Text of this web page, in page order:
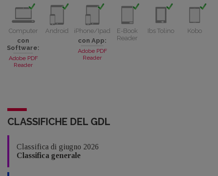
Computer
con
Software:
Adobe PDF
Reader
Android
iPhone/Ipad
con App:
Adobe PDF
Reader
E-Book
Reader
Ibs Tolino Kobo
CLASSIFICHE DEL GDL
Classifica di giugno 2026
Classifica generale